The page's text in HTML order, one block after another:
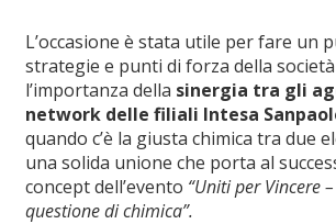
L’occasione è stata utile per fare un
strategie e punti di forza della
l’importanza della sinergia tra gli
network delle filiali Intesa
quando c’è la giusta chimica tra due
una solida unione che porta al
concept dell’evento “Uniti per Vincere
questione di chimica”.